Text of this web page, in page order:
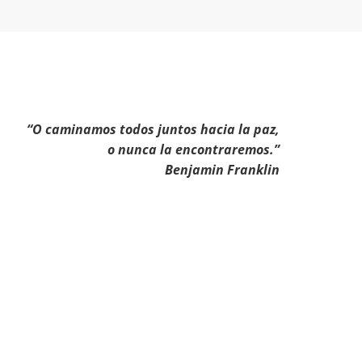
“O caminamos todos juntos hacia la paz,
o nunca la encontraremos.”
Benjamin Franklin